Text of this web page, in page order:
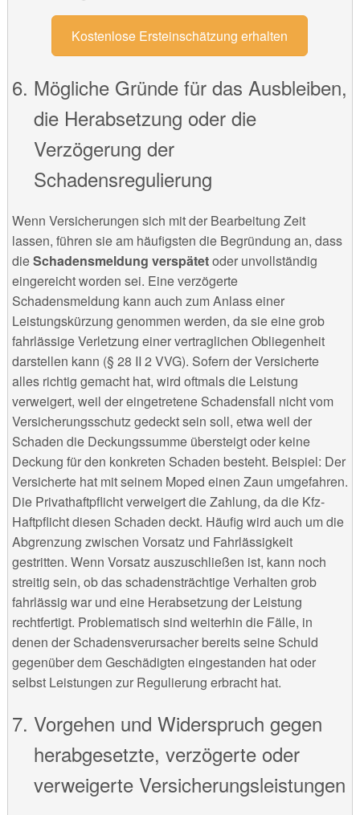
Kostenlose Ersteinschätzung erhalten
Mögliche Gründe für das Ausbleiben,
die Herabsetzung oder die
Verzögerung der
Schadensregulierung
Wenn Versicherungen sich mit der Bearbeitung Zeit
lassen, führen sie am häufigsten die Begründung an, dass
dieSchadensmeldung verspätetoder unvollständig
eingereicht worden sei. Eine verzögerte
Schadensmeldung kann auch zum Anlass einer
Leistungskürzung genommen werden, da sie eine grob
fahrlässige Verletzung einer vertraglichen Obliegenheit
darstellen kann (§ 28 II 2 VVG). Sofern der Versicherte
alles richtig gemacht hat, wird oftmals die Leistung
verweigert, weil der eingetretene Schadensfall nicht vom
Versicherungsschutz gedeckt sein soll, etwa weil der
Schaden die Deckungssumme übersteigt oder keine
Deckung für den konkreten Schaden besteht. Beispiel: Der
Versicherte hat mit seinem Moped einen Zaun umgefahren.
Die Privathaftpflicht verweigert die Zahlung, da die Kfz-
Haftpflicht diesen Schaden deckt. Häufig wird auch um die
Abgrenzung zwischen Vorsatz und Fahrlässigkeit
gestritten. Wenn Vorsatz auszuschließen ist, kann noch
streitig sein, ob das schadensträchtige Verhalten grob
fahrlässig war und eine Herabsetzung der Leistung
rechtfertigt. Problematisch sind weiterhin die Fälle, in
denen der Schadensverursacher bereits seine Schuld
gegenüber dem Geschädigten eingestanden hat oder
selbst Leistungen zur Regulierung erbracht hat.
Vorgehen und Widerspruch gegen
herabgesetzte, verzögerte oder
verweigerte Versicherungsleistungen